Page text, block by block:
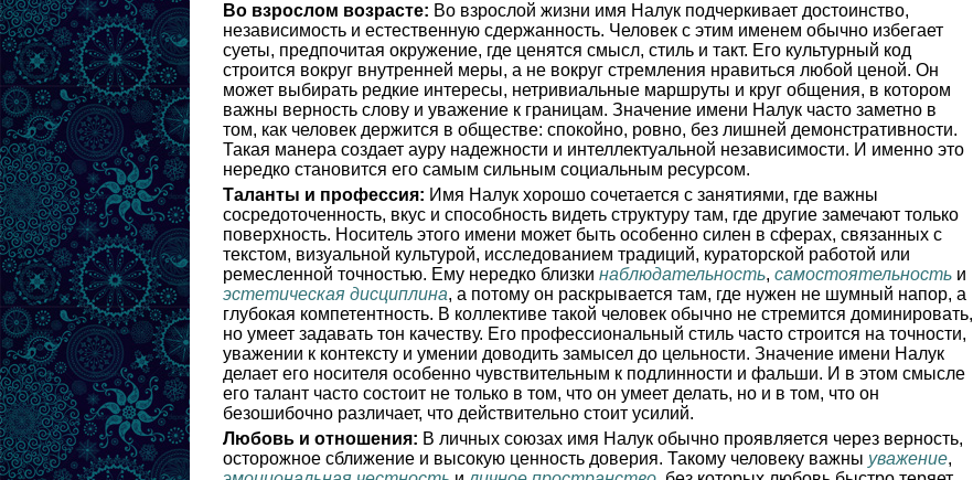
Во взрослом возрасте: Во взрослой жизни имя Налук подчеркивает достоинство,
независимость и естественную сдержанность. Человек с этим именем обычно избегает
суеты, предпочитая окружение, где ценятся смысл, стиль и такт. Его культурный код
строится вокруг внутренней меры, а не вокруг стремления нравиться любой ценой. Он
может выбирать редкие интересы, нетривиальные маршруты и круг общения, в котором
важны верность слову и уважение к границам. Значение имени Налук часто заметно в
том, как человек держится в обществе: спокойно, ровно, без лишней демонстративности.
Такая манера создает ауру надежности и интеллектуальной независимости. И именно это
нередко становится его самым сильным социальным ресурсом.
Таланты и профессия: Имя Налук хорошо сочетается с занятиями, где важны
сосредоточенность, вкус и способность видеть структуру там, где другие замечают только
поверхность. Носитель этого имени может быть особенно силен в сферах, связанных с
текстом, визуальной культурой, исследованием традиций, кураторской работой или
ремесленной точностью. Ему нередко близки наблюдательность, самостоятельность и
эстетическая дисциплина, а потому он раскрывается там, где нужен не шумный напор, а
глубокая компетентность. В коллективе такой человек обычно не стремится доминировать,
но умеет задавать тон качеству. Его профессиональный стиль часто строится на точности,
уважении к контексту и умении доводить замысел до цельности. Значение имени Налук
делает его носителя особенно чувствительным к подлинности и фальши. И в этом смысле
его талант часто состоит не только в том, что он умеет делать, но и в том, что он
безошибочно различает, что действительно стоит усилий.
Любовь и отношения: В личных союзах имя Налук обычно проявляется через верность,
осторожное сближение и высокую ценность доверия. Такому человеку важны уважение,